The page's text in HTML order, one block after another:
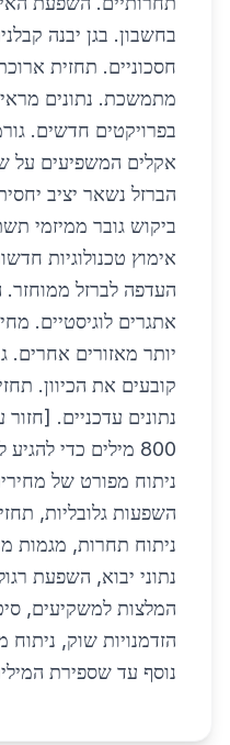
בחשבון. בגן יבנה
חסכוניים. תחזית
בפרויקטים חדשים.
אקלים המשפיעים
הברזל נשאר יציב
אימוץ טכנולוגיות
העדפה לברזל
אתגרים לוגיסטיים.
יותר מאזורים אחרים.
קובעים את הכיוון.
נתונים עדכניים.
ניתוח מפורט של
השפעות גלובליות,
ניתוח תחרות, מגמות
נתוני יבוא, השפעת
המלצות למשקיעים,
הזדמנויות שוק, ניתוח
נוסף עד שספירת המילים מגיעה